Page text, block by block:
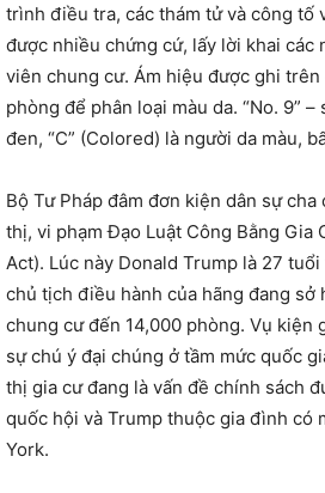
trình điều tra, các thám tử và công tố
được nhiều chứng cứ, lấy lời khai các
viên chung cư. Ám hiệu được ghi
phòng để phân loại màu da. “No. 9”
đen, “C” (Colored) là người da màu,
Bộ Tư Pháp đâm đơn kiện dân sự
thị, vi phạm Đạo Luật Công Bằng Gia
Act). Lúc này Donald Trump là 27 tuổi
chủ tịch điều hành của hãng đang sở
chung cư đến 14,000 phòng. Vụ kiện
sự chú ý đại chúng ở tầm mức quốc
thị gia cư đang là vấn đề chính sách
quốc hội và Trump thuộc gia đình có
York.